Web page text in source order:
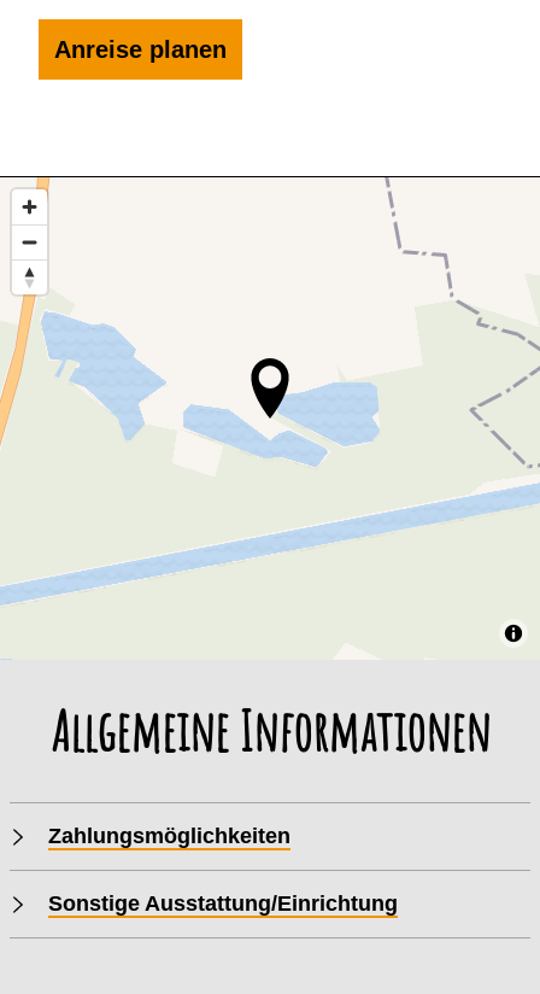
Anreise planen
Allgemeine Informationen
Zahlungsmöglichkeiten
Sonstige Ausstattung/Einrichtung